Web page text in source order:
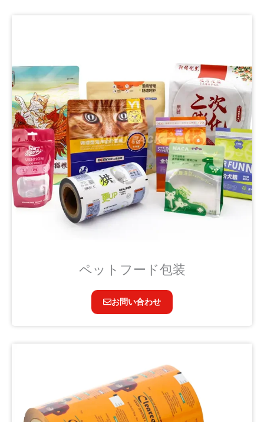
ペットフード包装
お問い合わせ